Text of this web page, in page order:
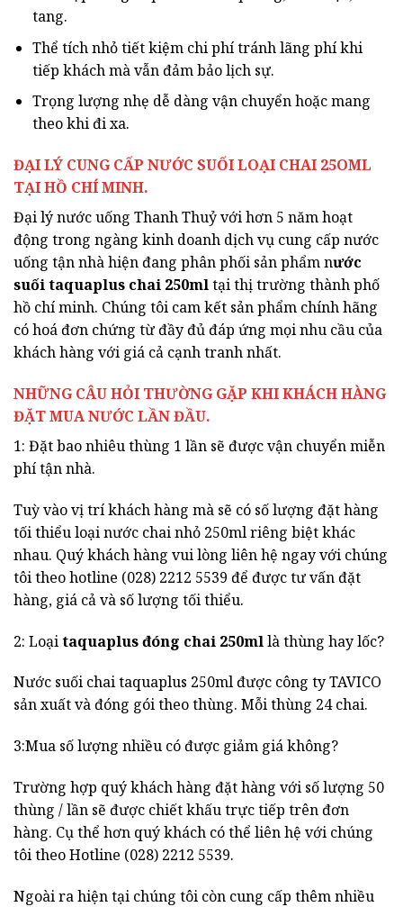
tang.
Thể tích nhỏ tiết kiệm chi phí tránh lãng phí khi
tiếp khách mà vẫn đảm bảo lịch sự.
Trọng lượng nhẹ dễ dàng vận chuyển hoặc mang
theo khi đi xa.
ĐẠI LÝ CUNG CẤP NƯỚC SUỐI LOẠI CHAI 25OML
TẠI HỒ CHÍ MINH.
Đại lý nước uống Thanh Thuỷ với hơn 5 năm hoạt
động trong ngàng kinh doanh dịch vụ cung cấp nước
uống tận nhà hiện đang phân phối sản phẩm nước
suối taquaplus chai 250mltại thị trường thành phố
hồ chí minh. Chúng tôi cam kết sản phẩm chính hãng
có hoá đơn chứng từ đầy đủ đáp ứng mọi nhu cầu của
khách hàng với giá cả cạnh tranh nhất.
NHỮNG CÂU HỎI THƯỜNG GẶP KHI KHÁCH HÀNG
ĐẶT MUA NƯỚC LẦN ĐẦU.
1: Đặt bao nhiêu thùng 1 lần sẽ được vận chuyển miễn
phí tận nhà.
Tuỳ vào vị trí khách hàng mà sẽ có số lượng đặt hàng
tối thiểu loại nước chai nhỏ 250ml riêng biệt khác
nhau. Quý khách hàng vui lòng liên hệ ngay với chúng
tôi theo hotline (028) 2212 5539 để được tư vấn đặt
hàng, giá cả và số lượng tối thiểu.
2: Loạitaquaplus đóng chai 250mllà thùng hay lốc?
Nước suối chai taquaplus 250ml được công ty TAVICO
sản xuất và đóng gói theo thùng. Mỗi thùng 24 chai.
3:Mua số lượng nhiều có được giảm giá không?
Trường hợp quý khách hàng đặt hàng với số lượng 50
thùng / lần sẽ được chiết khấu trực tiếp trên đơn
hàng. Cụ thể hơn quý khách có thể liên hệ với chúng
tôi theo Hotline (028) 2212 5539.
Ngoài ra hiện tại chúng tôi còn cung cấp thêm nhiều